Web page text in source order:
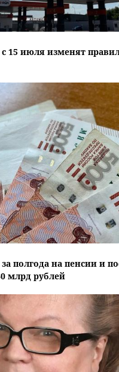
15 июля изменят
полгода на пенсии и
млрд рублей